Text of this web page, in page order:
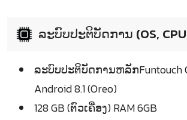
ລະບົບປະຕິບັດການ (OS,
ລະບົບປະຕິບັດການຫລັກFuntouch
Android 8.1 (Oreo)
128 GB (ຕົວເຄື່ອງ) RAM 6GB